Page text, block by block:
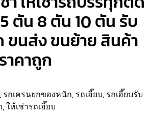
ตัน 8 ตัน 10 ตัน รับ
ขนส่ง ขนย้าย สินค้า
าคาถูก
, รถเครนยกของหนัก, รถเฮี๊ยบ, รถเฮี๊ยบรับ
,ให้เช่ารถเฮี๊ยบ